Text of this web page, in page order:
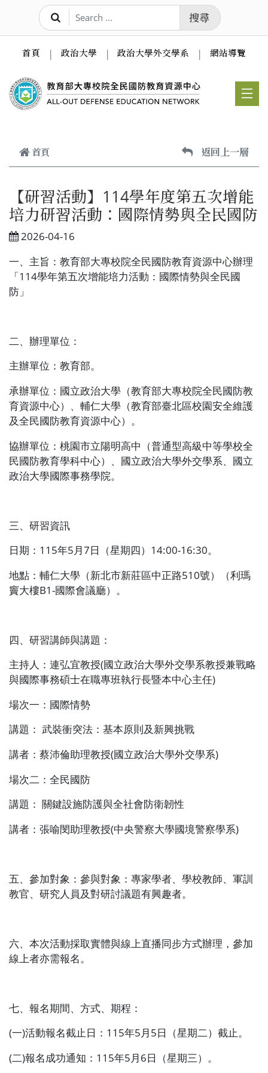
跳到主要內容
搜尋
首頁 政治大學 政治大學外交學系 網站導覽
首頁 返回上一層
【研習活動】114學年度第五次增能
培力研習活動：國際情勢與全民國防
2026-04-16
一、主旨：教育部大專校院全民國防教育資源中心辦理
「114學年第五次增能培力活動：國際情勢與全民國
防」
二、辦理單位：
主辦單位：教育部。
承辦單位：國立政治大學（教育部大專校院全民國防教
育資源中心）、輔仁大學（教育部臺北區校園安全維護
及全民國防教育資源中心）。
協辦單位：桃園市立陽明高中（普通型高級中等學校全
民國防教育學科中心）、國立政治大學外交學系、國立
政治大學國際事務學院。
三、研習資訊
日期： 115年5月7日（星期四） 14:00-16:30。
地點：輔仁大學（新北市新莊區中正路510號）（利瑪
竇大樓B1-國際會議廳）。
四、研習講師與講題：
主持人：連弘宜教授(國立政治大學外交學系教授兼戰略
與國際事務碩士在職專班執行長暨本中心主任)
場次一：國際情勢
講題： 武裝衝突法：基本原則及新興挑戰
講者：蔡沛倫助理教授(國立政治大學外交學系)
場次二：全民國防
講題： 關鍵設施防護與全社會防衛韌性
講者：張喻閔助理教授(中央警察大學國境警察學系)
五、參加對象：參與對象：專家學者、學校教師、軍訓
教官、研究人員及對研討議題有興趣者。
六、本次活動採取實體與線上直播同步方式辦理，參加
線上者亦需報名。
七、報名期間、方式、期程：
(一)活動報名截止日： 115年5月5日（星期二）截止。
(二)報名成功通知： 115年5月6日（星期三）。